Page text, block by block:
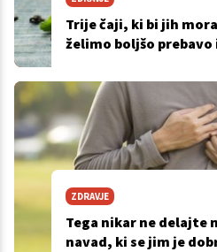
Trije čaji, ki bi jih
želimo boljšo
ZDRAVJE
Tega nikar ne delajte
navad, ki se jim je